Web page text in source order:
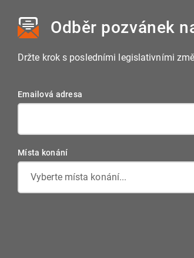
Odběr pozvánek
Držte krok s posledními legislativními
Emailová adresa
Místa konání
Vyberte místa konání...